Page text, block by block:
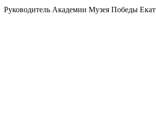
Руководитель Академии Музея Победы